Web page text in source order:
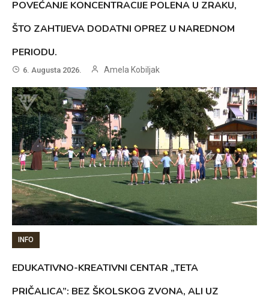
POVEĆANJE KONCENTRACIJE POLENA U ZRAKU,
ŠTO ZAHTIJEVA DODATNI OPREZ U NAREDNOM
PERIODU.
6. Augusta 2026. Amela Kobiljak
INFO
EDUKATIVNO-KREATIVNI CENTAR „TETA
PRIČALICA”: BEZ ŠKOLSKOG ZVONA, ALI UZ